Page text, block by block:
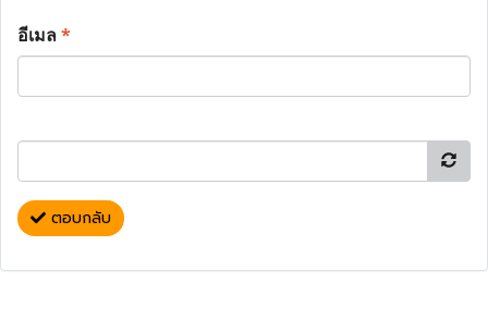
อีเมล*
ตอบกลับ